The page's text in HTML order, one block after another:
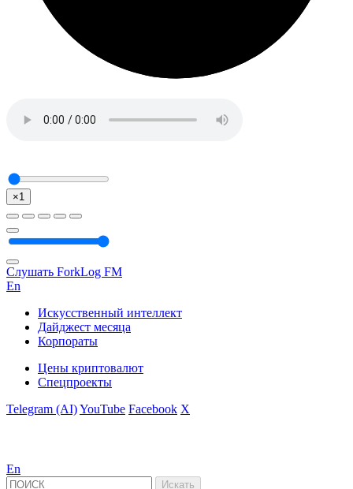
×1
Слушать ForkLog FM
En
Искусственный интеллект
Дайджест месяца
Корпораты
Цены криптовалют
Спецпроекты
Telegram (AI)YouTube Facebook X
En